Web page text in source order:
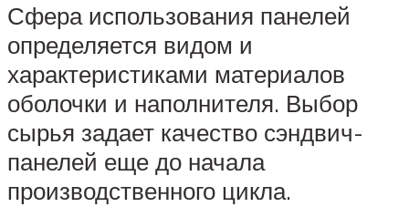
Сфера использования панелей
определяется видом и
характеристиками материалов
оболочки и наполнителя. Выбор
сырья задает качество сэндвич-
панелей еще до начала
производственного цикла.